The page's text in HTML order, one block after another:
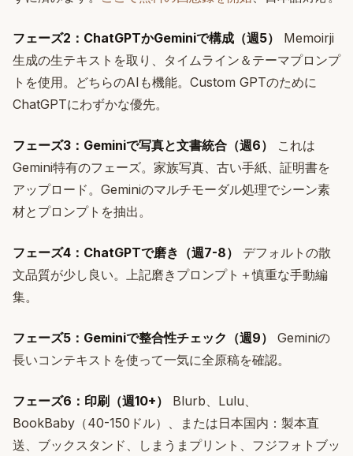
フェーズ2：ChatGPTかGeminiで構成（週5）
Memoirji
生成の生テキストを取り、タイムライン＆テーマプロンプ
トを使用。どちらのAIも機能。Custom GPTのために
ChatGPTにわずかな優先。
フェーズ3：Geminiで写真と文書統合（週6）
これは
Gemini特有のフェーズ。家族写真、古い手紙、証明書を
アップロード。Geminiのマルチモーダル処理でシーン素
材とプロンプトを抽出。
フェーズ4：ChatGPTで磨き（週7-8）
デフォルトの散
文品質が少し良い。上記磨きプロンプト＋慎重な手動編
集。
フェーズ5：Geminiで整合性チェック（週9）
Geminiの
長いコンテキストを使って一気に全原稿を確認。
フェーズ6：印刷（週10+）
Blurb、Lulu、
BookBaby（40-150ドル）、または日本国内：製本直
送、ブックスタンド、しまうまプリント、フジフォトブッ